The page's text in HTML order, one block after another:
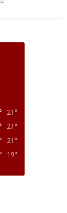
21°
21°
21°
19°